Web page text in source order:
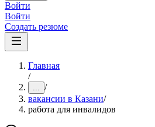
Войти
Войти
Создать резюме
Главная
/
... /
вакансии в Казани/
работа для инвалидов